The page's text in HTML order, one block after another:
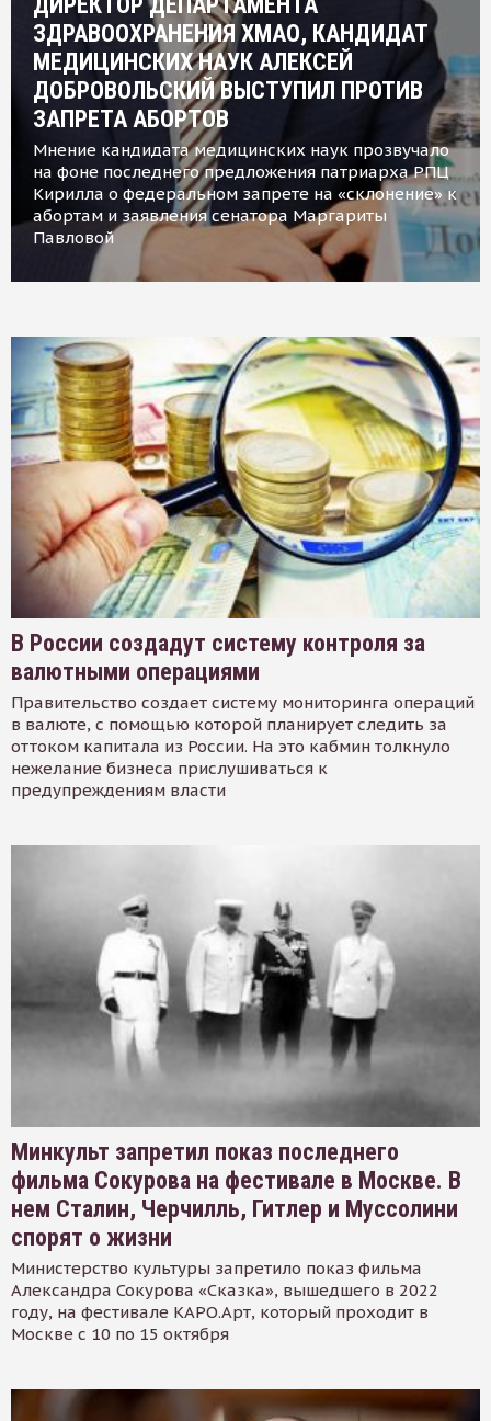
ЗДРАВООХРАНЕНИЯ ХМАО, КАНДИДАТ
МЕДИЦИНСКИХ НАУК АЛЕКСЕЙ
ДОБРОВОЛЬСКИЙ ВЫСТУПИЛ ПРОТИВ
ЗАПРЕТА АБОРТОВ
Мнение кандидата медицинских наук прозвучало
на фоне последнего предложения патриарха РПЦ
Кирилла о федеральном запрете на «склонение» к
абортам и заявления сенатора Маргариты
Павловой
В России создадут систему контроля за
валютными операциями
Правительство создает систему мониторинга операций
в валюте, с помощью которой планирует следить за
оттоком капитала из России. На это кабмин толкнуло
нежелание бизнеса прислушиваться к
предупреждениям власти
Минкульт запретил показ последнего
фильма Сокурова на фестивале в Москве. В
нем Сталин, Черчилль, Гитлер и Муссолини
спорят о жизни
Министерство культуры запретило показ фильма
Александра Сокурова «Сказка», вышедшего в 2022
году, на фестивале КАРО.Арт, который проходит в
Москве с 10 по 15 октября